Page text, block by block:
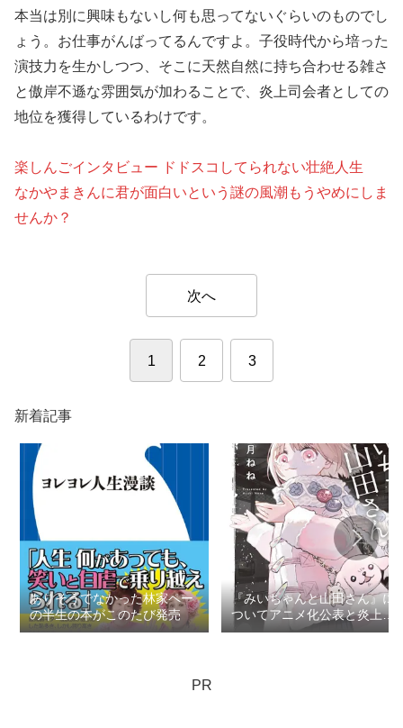
本当は別に興味もないし何も思ってないぐらいのものでし
ょう。お仕事がんばってるんですよ。子役時代から培った
演技力を生かしつつ、そこに天然自然に持ち合わせる雑さ
と傲岸不遜な雰囲気が加わることで、炎上司会者としての
地位を獲得しているわけです。
楽しんごインタビュー ドドスコしてられない壮絶人生
なかやまきんに君が面白いという謎の風潮もうやめにしま
せんか？
次へ
1 2 3
新着記事
ありそうでなかった林家ペー
の半生の本がこのたび発売
『みいちゃんと山田さん』に
ついてアニメ化公表と炎上で
思うこと：ロマン優光連載
PR